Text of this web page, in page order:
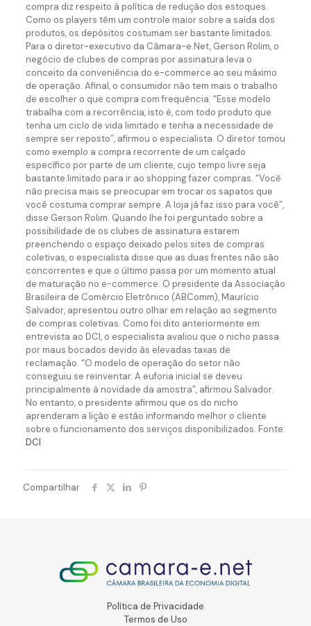
compra diz respeito à política de redução dos estoques.
Como os players têm um controle maior sobre a saída dos
produtos, os depósitos costumam ser bastante limitados.
Para o diretor-executivo da Câmara-e.Net, Gerson Rolim, o
negócio de clubes de compras por assinatura leva o
conceito da conveniência do e-commerce ao seu máximo
de operação. Afinal, o consumidor não tem mais o trabalho
de escolher o que compra com frequência. “Esse modelo
trabalha com a recorrência, isto é, com todo produto que
tenha um ciclo de vida limitado e tenha a necessidade de
sempre ser reposto”, afirmou o especialista. O diretor tomou
como exemplo a compra recorrente de um calçado
específico por parte de um cliente, cujo tempo livre seja
bastante limitado para ir ao shopping fazer compras. “Você
não precisa mais se preocupar em trocar os sapatos que
você costuma comprar sempre. A loja já faz isso para você”,
disse Gerson Rolim. Quando lhe foi perguntado sobre a
possibilidade de os clubes de assinatura estarem
preenchendo o espaço deixado pelos sites de compras
coletivas, o especialista disse que as duas frentes não são
concorrentes e que o último passa por um momento atual
de maturação no e-commerce. O presidente da Associação
Brasileira de Comércio Eletrônico (ABComm), Maurício
Salvador, apresentou outro olhar em relação ao segmento
de compras coletivas. Como foi dito anteriormente em
entrevista ao DCI, o especialista avaliou que o nicho passa
por maus bocados devido às elevadas taxas de
reclamação. “O modelo de operação do setor não
conseguiu se reinventar. A euforia inicial se deveu
principalmente à novidade da amostra”, afirmou Salvador.
No entanto, o presidente afirmou que os do nicho
aprenderam a lição e estão informando melhor o cliente
sobre o funcionamento dos serviços disponibilizados. Fonte:
DCI
Compartilhar
Política de Privacidade
Termos de Uso